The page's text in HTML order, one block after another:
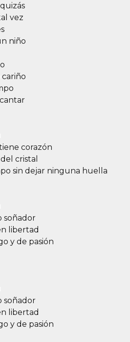
vez
niño
corazón
cristal
sin dejar ninguna huella
soñador
libertad
y de pasión
soñador
libertad
y de pasión